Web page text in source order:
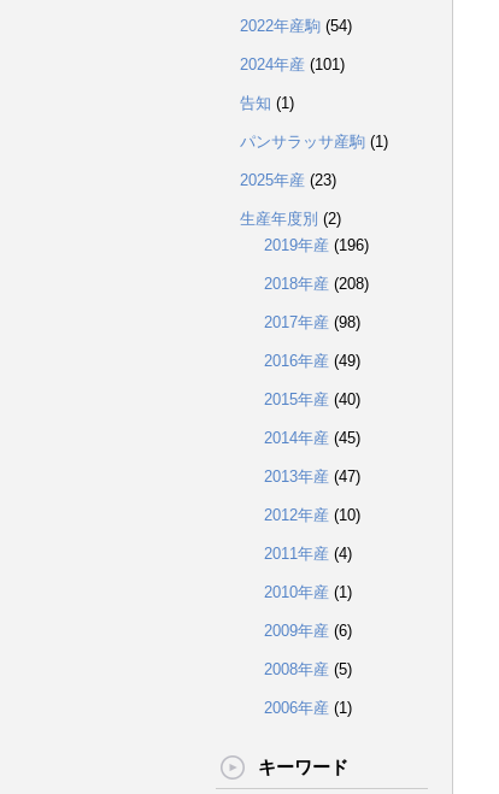
2022年産駒 (54)
2024年産 (101)
告知 (1)
パンサラッサ産駒 (1)
2025年産 (23)
生産年度別 (2)
2019年産 (196)
2018年産 (208)
2017年産 (98)
2016年産 (49)
2015年産 (40)
2014年産 (45)
2013年産 (47)
2012年産 (10)
2011年産 (4)
2010年産 (1)
2009年産 (6)
2008年産 (5)
2006年産 (1)
キーワード